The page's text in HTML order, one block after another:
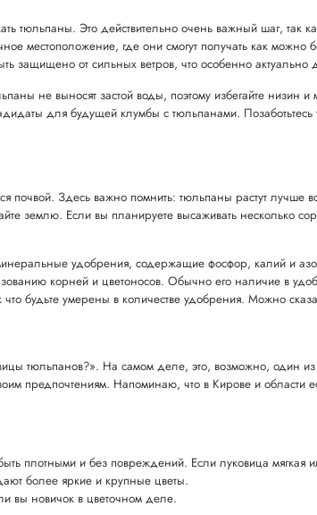
тюльпаны. Это действительно очень важный шаг, так
местоположение, где они смогут получать как можно
от сильных ветров, что особенно актуально
не выносят застой воды, поэтому избегайте низин
для будущей клумбы с тюльпанами.
почвой. Здесь важно помнить: тюльпаны растут
землю. Если вы планируете высаживать несколько
удобрения, содержащие фосфор, калий и
корней и цветоносов. Обычно его наличие в
будьте умерены в количестве удобрения. Можно
тюльпанов?». На самом деле, это, возможно, один из
предпочтениям. Напоминаю, что в Кирове и области
плотными и без повреждений. Если луковица мягкая
более яркие и крупные цветы.
вы новичок в цветочном деле.